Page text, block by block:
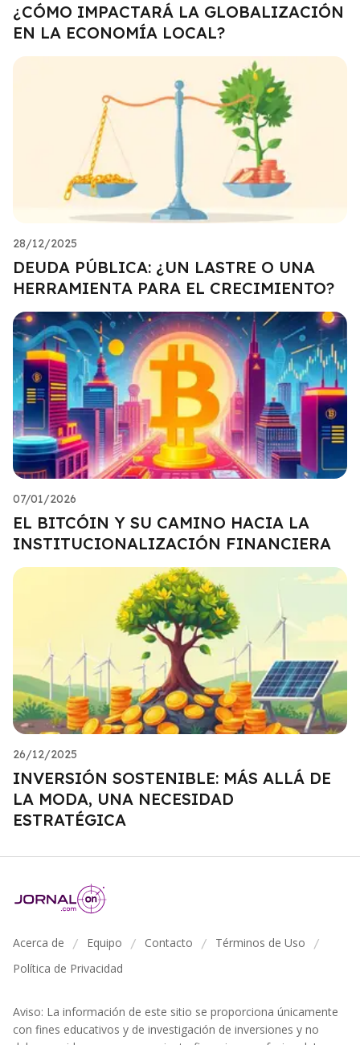
¿CÓMO IMPACTARÁ LA GLOBALIZACIÓN
EN LA ECONOMÍA LOCAL?
28/12/2025
DEUDA PÚBLICA: ¿UN LASTRE O UNA
HERRAMIENTA PARA EL CRECIMIENTO?
07/01/2026
EL BITCÓIN Y SU CAMINO HACIA LA
INSTITUCIONALIZACIÓN FINANCIERA
26/12/2025
INVERSIÓN SOSTENIBLE: MÁS ALLÁ DE
LA MODA, UNA NECESIDAD
ESTRATÉGICA
Acerca de / Equipo / Contacto / Términos de Uso /
Política de Privacidad
Aviso: La información de este sitio se proporciona únicamente
con fines educativos y de investigación de inversiones y no